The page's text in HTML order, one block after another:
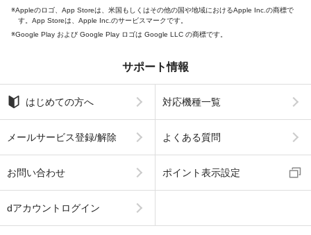
Appleのロゴ、App Storeは、米国もしくはその他の国や地域におけるApple Inc.の商標で
す。App Storeは、Apple Inc.のサービスマークです。
Google Play および Google Play ロゴは Google LLC の商標です。
サポート情報
はじめての方へ 対応機種一覧
メールサービス登録/解除 よくある質問
お問い合わせ ポイント表示設定
dアカウントログイン